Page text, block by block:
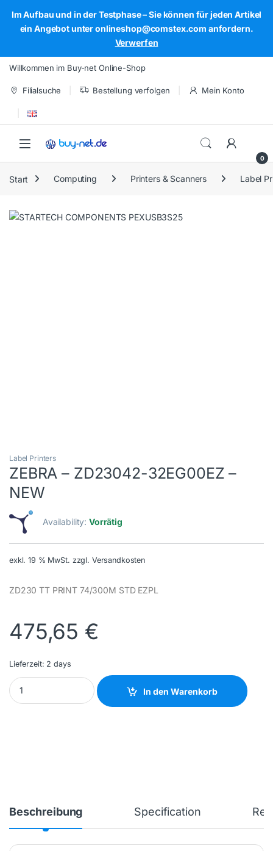
Im Aufbau und in der Testphase – Sie können für jeden Artikel
ein Angebot unter onlineshop@comstex.com anfordern.
Verwerfen
Skip to navigation
Skip to content
Willkommen im Buy-net Online-Shop
Filialsuche Bestellung verfolgen Mein Konto
Open
0
Start Computing Printers & Scanners Label
Label Printers
ZEBRA – ZD23042-32EG00EZ –
NEW
Availability:Vorrätig
exkl. 19 % MwSt. zzgl. Versandkosten
ZD230 TT PRINT 74/300M STD EZPL
475,65 €
Lieferzeit: 2 days
ZEBRA - ZD23042-32EG00EZ - NEW quantity
In den Warenkorb
Beschreibung Specification